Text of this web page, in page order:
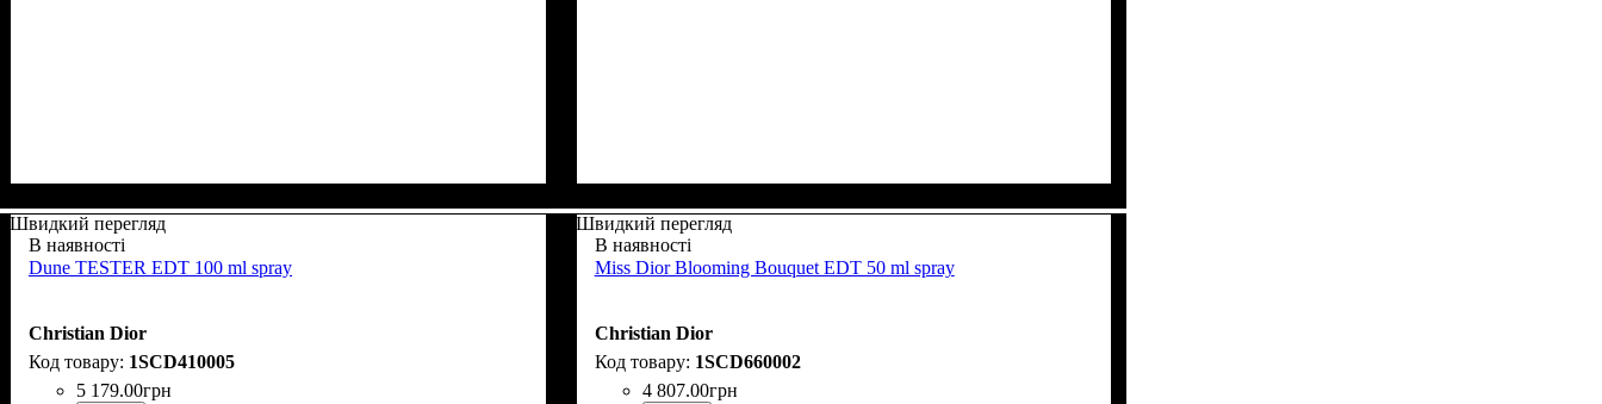
Швидкий перегляд
В наявності
Dune TESTER EDT 100 ml spray
Christian Dior
1SCD410005
5 179.00грн
Швидкий перегляд
В наявності
Miss Dior Blooming Bouquet EDT 50 ml spray
Christian Dior
1SCD660002
4 807.00грн